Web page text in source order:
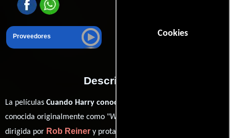
Cookies
Proveedores
Descripción
La películas Cuando Harry conoció a Sally
conocida originalmente como "When Harry Met Sally...
dirigida por Rob Reiner y protagonizada por